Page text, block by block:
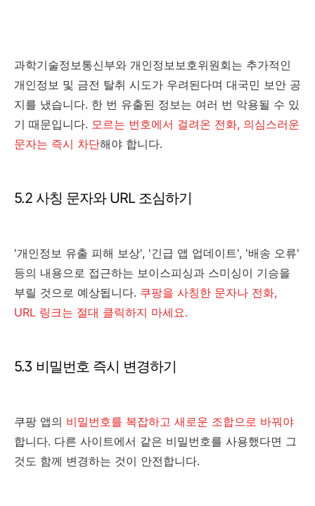
과학기술정보통신부와 개인정보보호위원회는 추가적인
개인정보 및 금전 탈취 시도가 우려된다며 대국민 보안 공
지를 냈습니다. 한 번 유출된 정보는 여러 번 악용될 수 있
기 때문입니다. 모르는 번호에서 걸려온 전화, 의심스러운
문자는 즉시 차단해야 합니다.
5.2 사칭 문자와 URL 조심하기
'개인정보 유출 피해 보상', '긴급 앱 업데이트', '배송 오류'
등의 내용으로 접근하는 보이스피싱과 스미싱이 기승을
부릴 것으로 예상됩니다. 쿠팡을 사칭한 문자나 전화,
URL 링크는 절대 클릭하지 마세요.
5.3 비밀번호 즉시 변경하기
쿠팡 앱의 비밀번호를 복잡하고 새로운 조합으로 바꿔야
합니다. 다른 사이트에서 같은 비밀번호를 사용했다면 그
것도 함께 변경하는 것이 안전합니다.